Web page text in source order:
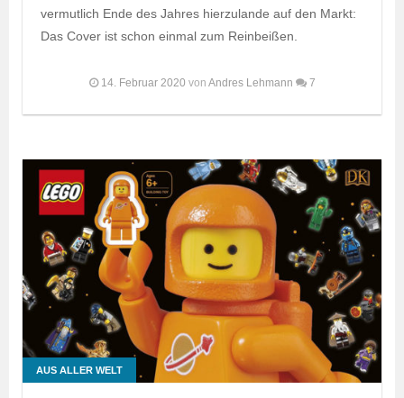
vermutlich Ende des Jahres hierzulande auf den Markt:
Das Cover ist schon einmal zum Reinbeißen.
14. Februar 2020 von Andres Lehmann 7
AUS ALLER WELT